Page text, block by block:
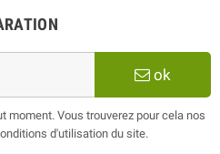
ok
moment. Vous trouverez pour cela nos
d'utilisation du site.